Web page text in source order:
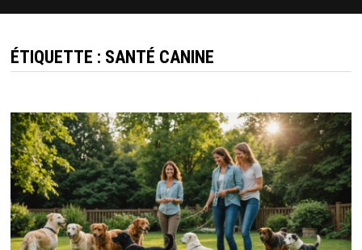
ÉTIQUETTE : SANTÉ CANINE